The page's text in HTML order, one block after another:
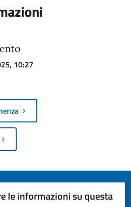
10:27
le informazioni su questa